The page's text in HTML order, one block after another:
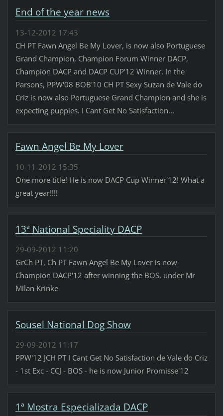
End of the year news
13-12-2012 17:43
CH PT Fawn Angel Be My Lover, is now also Portuguese
Grand Champion, Champion Forum Winner DACP,
Champion DACP and DACP CUP'12 Winner. In the
Parsons, PPW'08 BOB'10 CH PT Sexy Suzan de Vale do
Criz is now also Portuguese Grand Champion and she is
expecting puppies. I Cant Get No Satisfaction...
Fawn Angel Be My Lover
10-11-2012 15:35
One more title! He is now DACP Cup Winner'12! What a
great year!!!!
13ª National Speciality DACP
29-09-2012 11:20
GrCh PT, Ch PT Fawn Angel Be My Lover is now
Champion DACP'12 after winning the BOS, under Mr
Milan Krinke
Sousel National Dog Show
29-09-2012 11:17
PPW'12 JCH PT I Cant Get No Satisfaction de Vale do Criz
- 1st Exc - CCJ - BOS - he is now Junior Promisse'12
1ª Mostra Especializada DACP